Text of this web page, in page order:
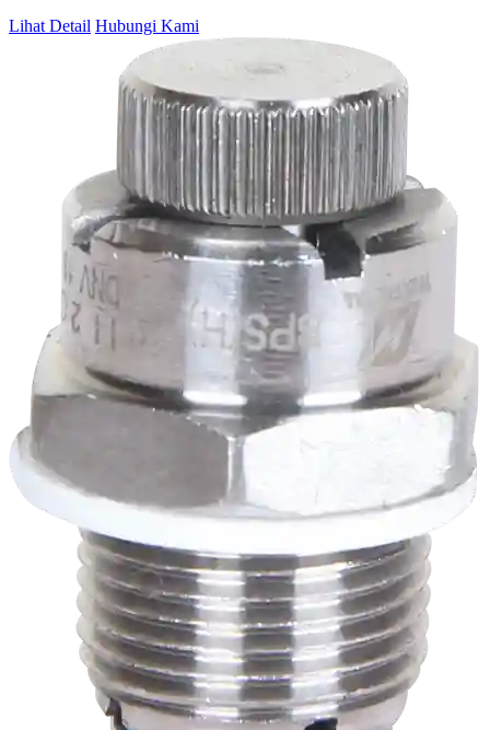
Lihat Detail Hubungi Kami